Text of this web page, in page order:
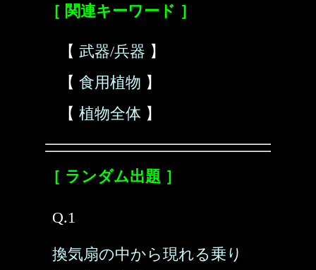
［ 関連キーワード ］
【 武器/兵器 】
【 食用植物 】
【 植物全体 】
［ ランダム出題 ］
Q.1
換気扇の中から現れる乗り